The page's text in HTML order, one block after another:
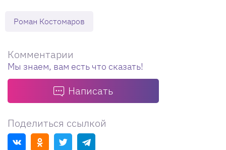
Роман Костомаров
Комментарии
Мы знаем, вам есть что сказать!
Написать
Поделиться ссылкой